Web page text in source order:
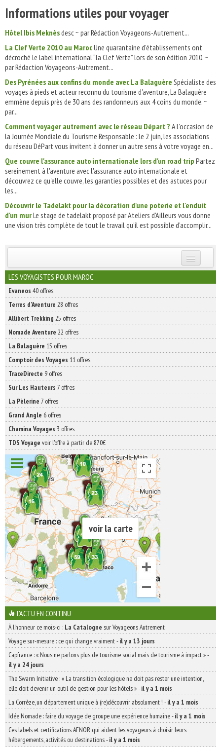
Informations utiles pour voyager
Hôtel Ibis Meknèsdesc ~ par Rédaction Voyageons-Autrement...
La Clef Verte 2010 au MarocUne quarantaine d’établissements ont
décroché le label international “la Clef Verte” lors de son édition 2010. ~
par Rédaction Voyageons-Autrement...
Des Pyrénées aux confins du monde avec La Balaguère Spécialiste des
voyages à pieds et acteur reconnu du tourisme d'aventure, La Balaguère
emmène depuis près de 30 ans des randonneurs aux 4 coins du monde. ~
par...
Comment voyager autrement avec le réseau Départ ? A l'occasion de
la Journée Mondiale du Tourisme Responsable : le 2 juin, les associations
du réseau DéPart vous invitent à donner un autre sens à votre voyage en...
Que couvre l'assurance auto internationale lors d'un road trip Partez
sereinement à l'aventure avec l'assurance auto internationale et
découvrez ce qu'elle couvre, les garanties possibles et des astuces pour
les...
Découvrir le Tadelakt pour la décoration d'une poterie et l'enduit
d'un murLe stage de tadelakt proposé par Ateliers d'Ailleurs vous donne
une vision très complète de tout le travail qu'il est possible d'accomplir...
INSCRIVEZ-VOUS | ABONNEZ-VOUS
LES VOYAGISTES POUR MAROC
Evaneos 40 offres
Terres d'Aventure 28 offres
Allibert Trekking 25 offres
Nomade Aventure 22 offres
La Balaguère 15 offres
Comptoir des Voyages 11 offres
TraceDirecte 9 offres
Sur Les Hauteurs 7 offres
La Pèlerine 7 offres
Grand Angle 6 offres
Chamina Voyages 3 offres
TDS Voyage voir l'offre à partir de 870€
voir la carte
L'ACTU EN CONTINU
À l'honneur ce mois-ci : La Catalogne sur Voyageons Autrement
Voyage sur-mesure : ce qui change vraiment-il y a 13 jours
Capfrance : « Nous ne parlons plus de tourisme social mais de tourisme à impact »-
il y a 24 jours
The Swarm Initiative : « La transition écologique ne doit pas rester une intention,
elle doit devenir un outil de gestion pour les hôtels »-il y a 1 mois
La Corrèze, un département unique à (re)découvrir absolument ! -il y a 1 mois
Idée Nomade : faire du voyage de groupe une expérience humaine-il y a 1 mois
Ces labels et certifications AFNOR qui aident les voyageurs à choisir leurs
hébergements, activités ou destinations-il y a 1 mois